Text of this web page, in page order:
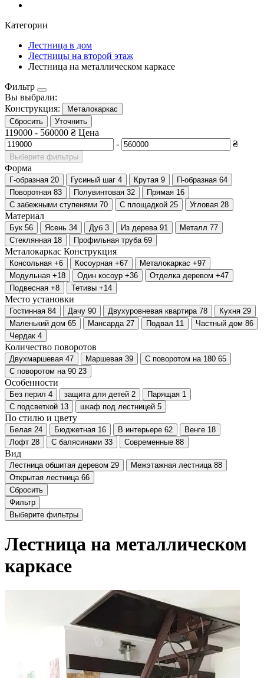
Категории
Лестница в дом
Лестницы на второй этаж
Лестница на металлическом каркасе
Фильтр
Вы выбрали:
Конструкция:
Металокаркас
Сбросить
Уточнить
119000 - 560000 ₴ Цена
-
₴
Выберите фильтры
Форма
Г-образная 20 Гусиный шаг 4 Крутая 9 П-образная 64
Поворотная 83 Полувинтовая 32 Прямая 16
С забежными ступенями 70 С площадкой 25 Угловая 28
Материал
Бук 56 Ясень 34 Дуб 3 Из дерева 91 Металл 77
Стеклянная 18 Профильная труба 69
Металокаркас Конструкция
Консольная +6 Косоурная +67 Металокаркас +97
Модульная +18 Один косоур +36 Отделка деревом +47
Подвесная +8 Тетивы +14
Место установки
Гостинная 84 Дачу 90 Двухуровневая квартира 78 Кухня 29
Маленький дом 65 Мансарда 27 Подвал 11 Частный дом 86
Чердак 4
Количество поворотов
Двухмаршевая 47 Маршевая 39 С поворотом на 180 65
С поворотом на 90 23
Особенности
Без перил 4 защита для детей 2 Парящая 1
С подсветкой 13 шкаф под лестницей 5
По стилю и цвету
Белая 24 Бюджетная 16 В интерьере 62 Венге 18
Лофт 28 С балясинами 33 Современные 88
Вид
Лестница обшитая деревом 29 Межэтажная лестница 88
Открытая лестница 66
Сбросить
Фильтр
Выберите фильтры
Лестница на металлическом
каркасе